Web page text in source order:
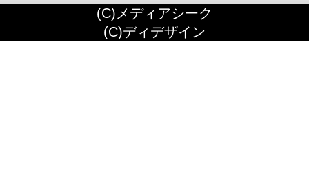
(C)メディアシーク
(C)ディデザイン